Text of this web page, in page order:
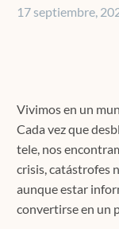
17 septiembre,
Vivimos en un
Cada vez que
tele, nos
crisis, catástrofes
aunque estar
convertirse en un